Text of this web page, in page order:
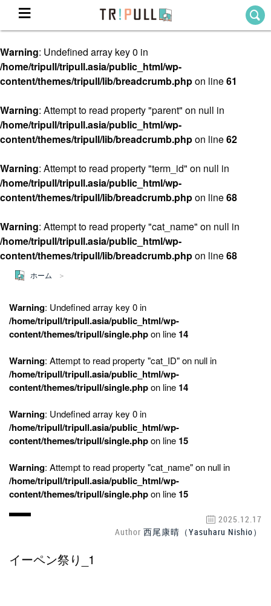
ホーム
Theme
テーマから探す
TRIPULLブログ
About
私たちについて
Warning: Undefined array key 0 in
/home/tripull/tripull.asia/public_html/wp-
content/themes/tripull/lib/breadcrumb.phpon line61
Warning: Attempt to read property "parent" on null in
/home/tripull/tripull.asia/public_html/wp-
content/themes/tripull/lib/breadcrumb.phpon line62
Warning: Attempt to read property "term_id" on null in
/home/tripull/tripull.asia/public_html/wp-
content/themes/tripull/lib/breadcrumb.phpon line68
Warning: Attempt to read property "cat_name" on null in
/home/tripull/tripull.asia/public_html/wp-
content/themes/tripull/lib/breadcrumb.phpon line68
ホーム
Warning: Undefined array key 0 in
/home/tripull/tripull.asia/public_html/wp-
content/themes/tripull/single.phpon line 14
Warning: Attempt to read property "cat_ID" on null in
/home/tripull/tripull.asia/public_html/wp-
content/themes/tripull/single.phpon line 14
Warning: Undefined array key 0 in
/home/tripull/tripull.asia/public_html/wp-
content/themes/tripull/single.phpon line 15
Warning: Attempt to read property "cat_name" on null in
/home/tripull/tripull.asia/public_html/wp-
content/themes/tripull/single.phpon line 15
2025.12.17
Author 西尾康晴（Yasuharu Nishio）
イーペン祭り_1